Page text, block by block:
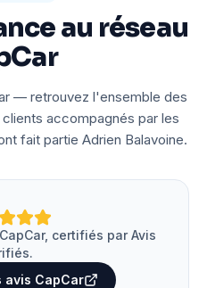
au réseau
— retrouvez l'ensemble des
accompagnés par les
fait partie Adrien Balavoine.
certifiés par Avis
avis CapCar